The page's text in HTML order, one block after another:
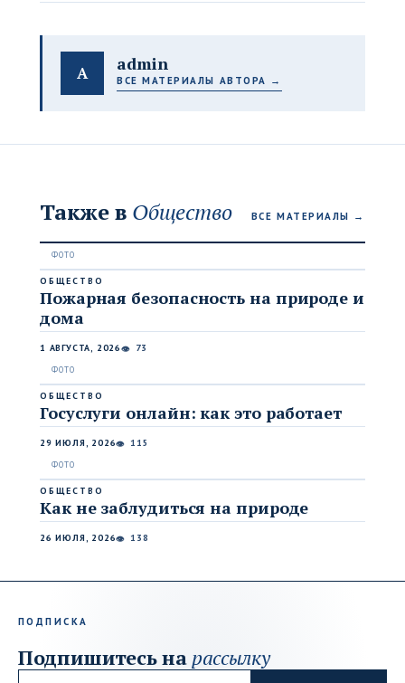
A admin
ВСЕ МАТЕРИАЛЫ АВТОРА →
Также в Общество ВСЕ МАТЕРИАЛЫ →
ОБЩЕСТВО
Пожарная безопасность на природе и
дома
1 АВГУСТА, 2026👁 73
ОБЩЕСТВО
Госуслуги онлайн: как это работает
29 ИЮЛЯ, 2026👁 115
ОБЩЕСТВО
Как не заблудиться на природе
26 ИЮЛЯ, 2026👁 138
ПОДПИСКА
Подпишитесь на рассылку